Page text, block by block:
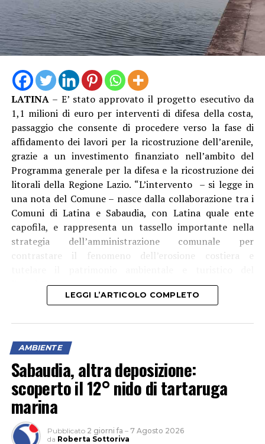
LATINA– E’ stato approvato il progetto esecutivo da
1,1 milioni di euro per interventi di difesa della costa,
passaggio che consente di procedere verso la fase di
affidamento dei lavori per la ricostruzione dell’arenile,
grazie a un investimento finanziato nell’ambito del
Programma generale per la difesa e la ricostruzione dei
litorali della Regione Lazio. “L’intervento – si legge in
una nota del Comune – nasce dalla collaborazione tra i
Comuni di Latina e Sabaudia, con Latina quale ente
capofila, e rappresenta un tassello importante nella
strategia dell’amministrazione comunale per
contrastare il fenomeno dell’erosione costiera e
litorale”.
LEGGI L’ARTICOLO COMPLETO
AMBIENTE
Sabaudia, altra deposizione:
scoperto il 12° nido di tartaruga
marina
Pubblicato 2 giorni fa – 7 Agosto 2026
da Roberta Sottoriva